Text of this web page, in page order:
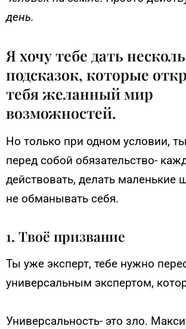
день.
Я хочу тебе дать
подсказок, которые
тебя желанный мир
возможностей.
Но только при одном условии,
перед собой обязательство-
действовать, делать маленькие
не обманывать себя.
1. Твоё призвание
Ты уже эксперт, тебе нужно
универсальным экспертом,
Универсальность- это зло.